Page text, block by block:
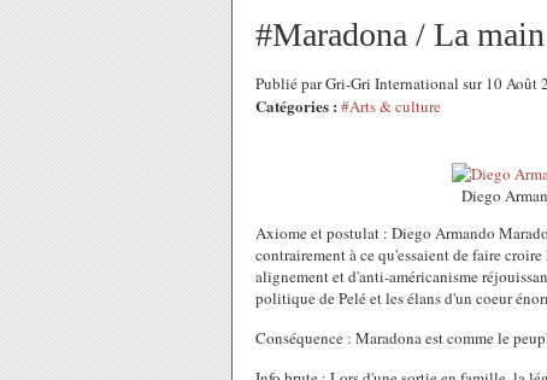
#Maradona / La
Publié par Gri-Gri International sur 10 Août
Catégories : #Arts & culture
Diego
Axiome et postulat : Diego Armando
contrairement à ce qu'essaient de faire
alignement et d'anti-américanisme
politique de Pelé et les élans d'un coeur
Conséquence : Maradona est comme le